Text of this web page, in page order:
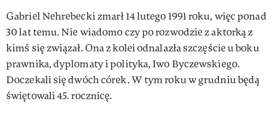
Gabriel Nehrebecki zmarł 14 lutego 1991 roku, więc ponad
30 lat temu. Nie wiadomo czy po rozwodzie z aktorką z
kimś się związał. Ona z kolei odnalazła szczęście u boku
prawnika, dyplomaty i polityka, Iwo Byczewskiego.
Doczekali się dwóch córek. W tym roku w grudniu będą
świętowali 45. rocznicę.